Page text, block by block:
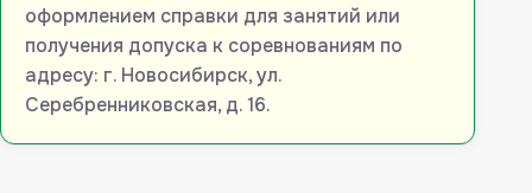
оформлением справки для занятий или
получения допуска к соревнованиям по
адресу: г. Новосибирск, ул.
Серебренниковская, д. 16.